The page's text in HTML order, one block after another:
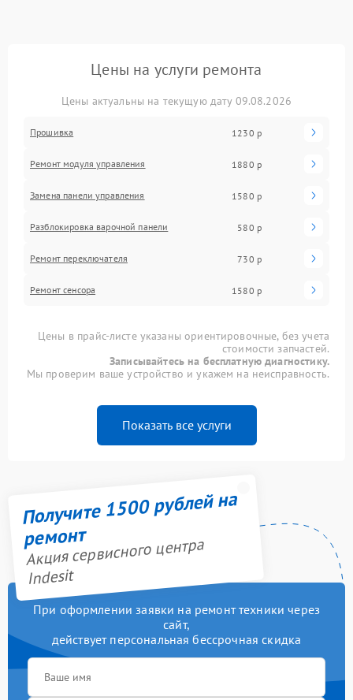
Цены на услуги ремонта
Цены актуальны на текущую дату 09.08.2026
Прошивка 1230 р
Ремонт модуля управления 1880 р
Замена панели управления 1580 р
Разблокировка варочной панели 580 р
Ремонт переключателя 730 р
Ремонт сенсора 1580 р
Цены в прайс-листе указаны ориентировочные, без учета
стоимости запчастей.
Записывайтесь на бесплатную диагностику.
Мы проверим ваше устройство и укажем на неисправность.
Показать все услуги
Получите 1500 рублей на
ремонт
Акция сервисного центра
Indesit
При оформлении заявки на ремонт техники через
сайт,
действует персональная бессрочная скидка